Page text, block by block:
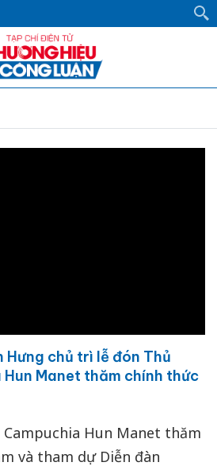
Hưng chủ trì lễ đón Thủ
Manet thăm chính thức
Hun Manet thăm
và tham dự Diễn đàn